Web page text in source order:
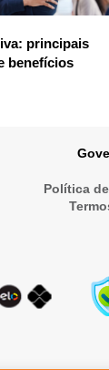
principais
benefícios
Política